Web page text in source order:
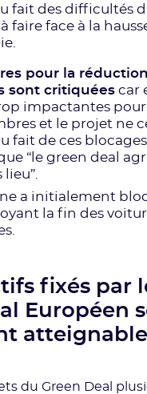
fait des difficultés
faire face à la
pour la
sont critiquées car
impactantes
et le projet ne
fait de ces
“le green deal
lieu”.
a initialement
la fin des
fixés par
Européen
du Green Deal